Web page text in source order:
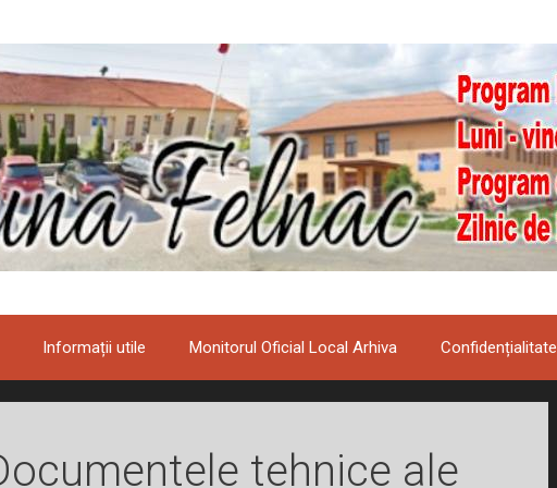
Informații utile Monitorul Oficial Local Arhiva Confidențialitate
tehnice ale